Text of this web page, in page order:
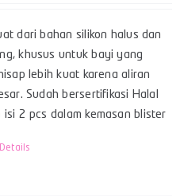
dari bahan silikon halus dan
khusus untuk bayi yang
lebih kuat karena aliran
Sudah bersertifikasi Halal
isi 2 pcs dalam kemasan blister
Details